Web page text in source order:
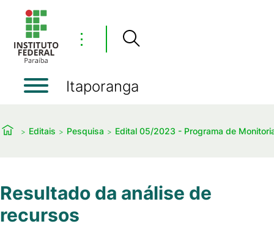
⋮
Itaporanga
Editais Pesquisa Edital 05/2023 - Programa de
Resultado da análise de
recursos